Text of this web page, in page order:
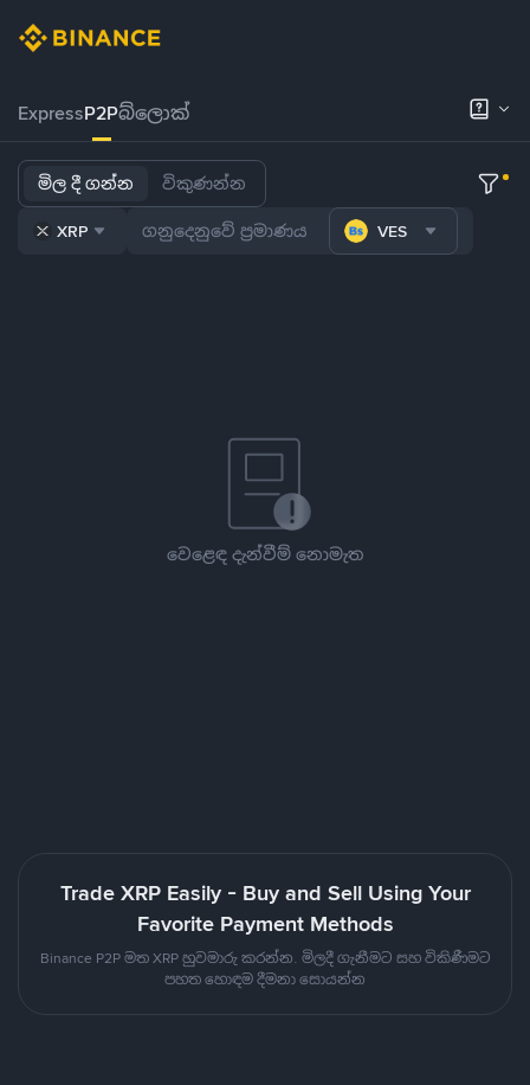
ExpressP2Pබ්ලොක්
මිල දී ගන්න විකුණන්න
XRP VES
වෙළෙඳ දැන්වීම් නොමැත
Trade XRP Easily - Buy and Sell Using Your
Favorite Payment Methods
Binance P2P මත XRP හුවමාරු කරන්න. මිලදී ගැනීමට සහ විකිණීමට
පහත හොඳම දීමනා සොයන්න